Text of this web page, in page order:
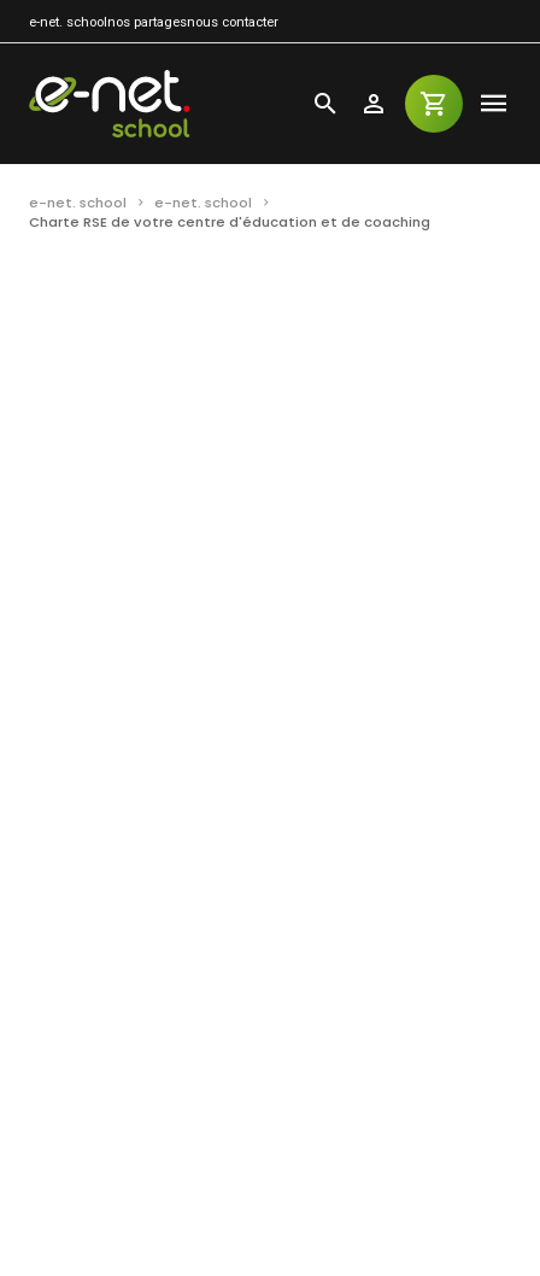
e-net. schoolnos partagesnous contacter
e-net. school
e-net. school
Charte RSE de votre centre d'éducation et de coaching